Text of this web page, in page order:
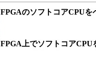
FPGAのソフトコアCPUを
FPGA上でソフトコアCPU